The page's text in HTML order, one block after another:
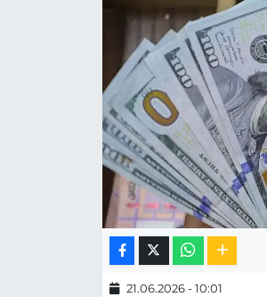
21.06.2026 - 10:01
ESKİŞEHİRSPOR